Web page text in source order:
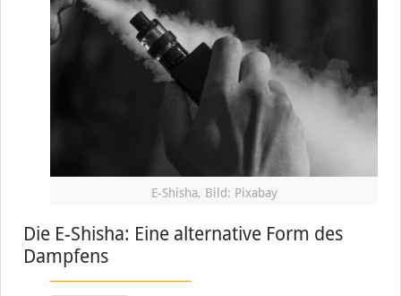
E-Shisha, Bild: Pixabay
Die E-Shisha: Eine alternative Form des
Dampfens